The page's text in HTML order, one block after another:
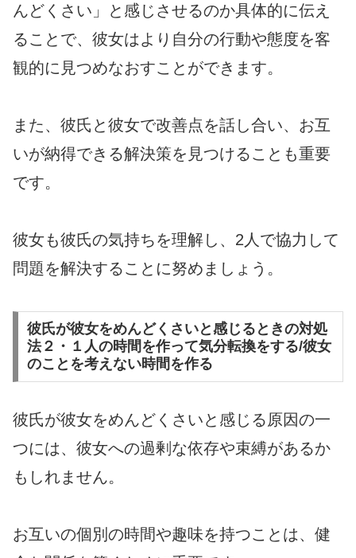
んどくさい」と感じさせるのか具体的に伝え
ることで、彼女はより自分の行動や態度を客
観的に見つめなおすことができます。
また、彼氏と彼女で改善点を話し合い、お互
いが納得できる解決策を見つけることも重要
です。
彼女も彼氏の気持ちを理解し、2人で協力して
問題を解決することに努めましょう。
彼氏が彼女をめんどくさいと感じるときの対処
法２・１人の時間を作って気分転換をする/彼女
のことを考えない時間を作る
彼氏が彼女をめんどくさいと感じる原因の一
つには、彼女への過剰な依存や束縛があるか
もしれません。
お互いの個別の時間や趣味を持つことは、健